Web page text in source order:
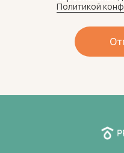
Политикой